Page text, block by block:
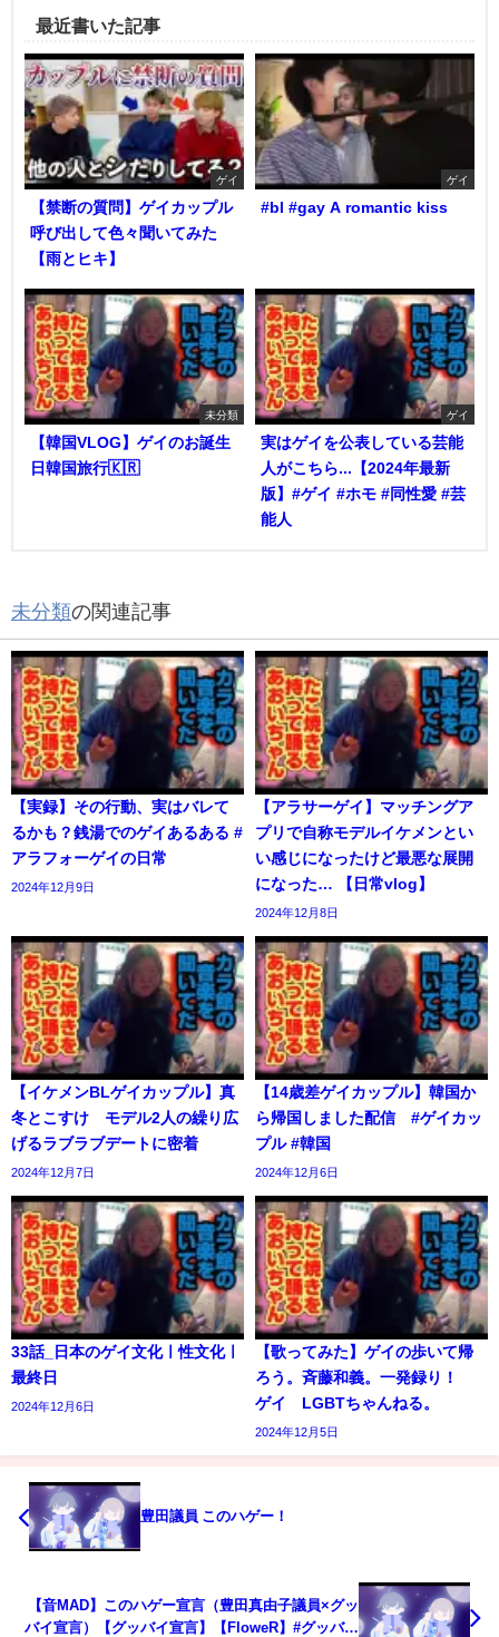
最近書いた記事
ゲイ
【禁断の質問】ゲイカップル
呼び出して色々聞いてみた
【雨とヒキ】
ゲイ
#bl #gay A romantic kiss
未分類
【韓国VLOG】ゲイのお誕生
日韓国旅行🇰🇷
ゲイ
実はゲイを公表している芸能
人がこちら...【2024年最新
版】#ゲイ #ホモ #同性愛 #芸
能人
未分類の関連記事
【実録】その行動、実はバレて
るかも？銭湯でのゲイあるある #
アラフォーゲイの日常
2024年12月9日
【アラサーゲイ】マッチングア
プリで自称モデルイケメンとい
い感じになったけど最悪な展開
になった… 【日常vlog】
2024年12月8日
【イケメンBLゲイカップル】真
冬とこすけ モデル2人の繰り広
げるラブラブデートに密着
2024年12月7日
【14歳差ゲイカップル】韓国か
ら帰国しました配信 #ゲイカッ
プル #韓国
2024年12月6日
33話_日本のゲイ文化ㅣ性文化ㅣ
最終日
2024年12月6日
【歌ってみた】ゲイの歩いて帰
ろう。斉藤和義。一発録り！
ゲイ LGBTちゃんねる。
2024年12月5日
豊田議員 このハゲー！
【音MAD】このハゲー宣言（豊田真由子議員×グッ
バイ宣言）【グッバイ宣言】【FloweR】#グッバイ